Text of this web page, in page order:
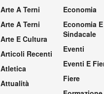
Arte A Terni
Arte A Terni
Arte E Cultura
Articoli Recenti
Atletica
Attualità
Economia
Economia E
Sindacale
Eventi
Eventi E
Fiere